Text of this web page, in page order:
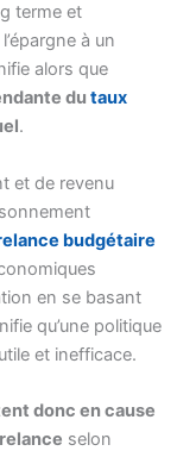
terme et
à un
alors que
dutaux
.
et de revenu
budgétaire
en se basant
qu’une politique
et inefficace.
donc en cause
selon